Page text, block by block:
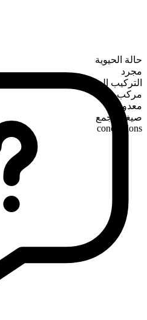
حالة الحيوية
مجرد
التركيب الصرفي
مركب
معدود
صيغة الجمع
conceptions